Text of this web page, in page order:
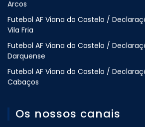
Arcos
Futebol AF Viana do Castelo /
Vila Fria
Futebol AF Viana do Castelo /
Darquense
Futebol AF Viana do Castelo /
Cabaços
Os nossos canais